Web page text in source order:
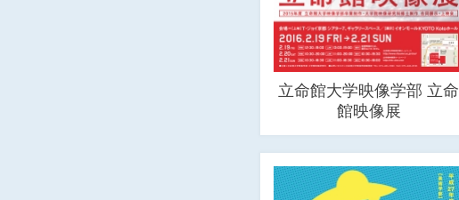
立命館大学映像学部 立命
館映像展